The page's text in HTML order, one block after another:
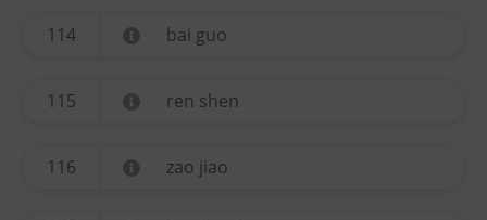
114 bai guo
115 ren shen
116 zao jiao